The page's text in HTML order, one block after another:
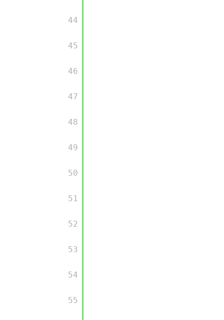
         44
         45
         46
         47
         48
         49
         50
         51
         52
         53
         54
         55